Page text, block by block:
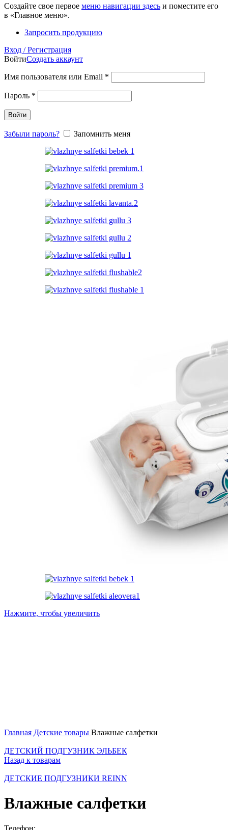
Создайте свое первое меню навигации здесь и поместите его
в «Главное меню».
Запросить продукцию
Вход / Регистрация
ВойтиСоздать аккаунт
Имя пользователя или Email *
Пароль *
Войти
Забыли пароль? Запомнить меня
Нажмите, чтобы увеличить
Главная Детские товары Влажные салфетки
ДЕТСКИЙ ПОДГУЗНИК ЭЛЬБЕК
Назад к товарам
ДЕТСКИЕ ПОДГУЗНИКИ REINN
Влажные салфетки
Телефон: